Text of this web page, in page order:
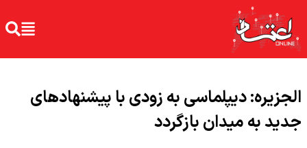
الجزیره: دیپلماسی به زودی با پیشنهادهای
جدید به میدان بازگردد